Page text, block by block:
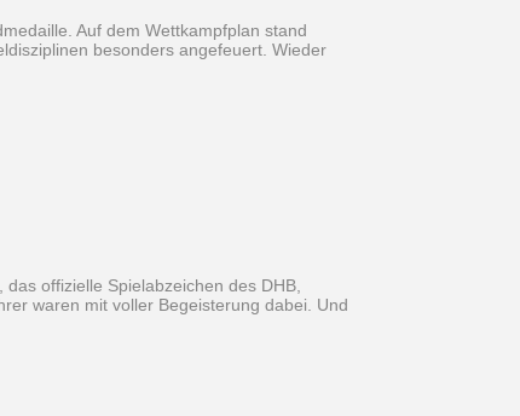
Auf dem Wettkampfplan stand
besonders angefeuert. Wieder
offizielle Spielabzeichen des DHB,
waren mit voller Begeisterung dabei. Und